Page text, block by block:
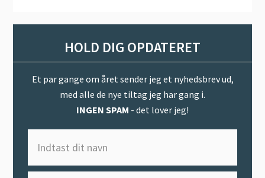
HOLD DIG OPDATERET
Et par gange om året sender jeg et nyhedsbrev ud,
med alle de nye tiltag jeg har gang i.
INGEN SPAM - det lover jeg!